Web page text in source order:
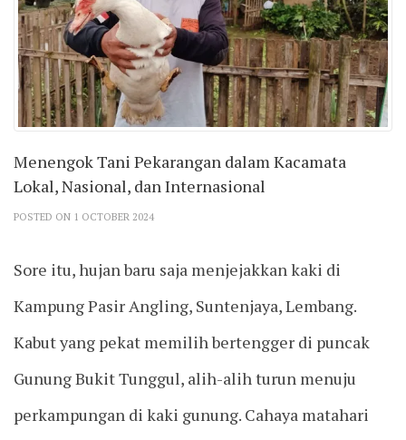
Menengok Tani Pekarangan dalam Kacamata
Lokal, Nasional, dan Internasional
POSTED ON 1 OCTOBER 2024
Sore itu, hujan baru saja menjejakkan kaki di
Kampung Pasir Angling, Suntenjaya, Lembang.
Kabut yang pekat memilih bertengger di puncak
Gunung Bukit Tunggul, alih-alih turun menuju
perkampungan di kaki gunung. Cahaya matahari